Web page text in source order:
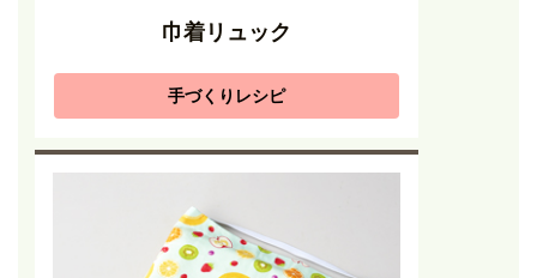
巾着リュック
手づくりレシピ